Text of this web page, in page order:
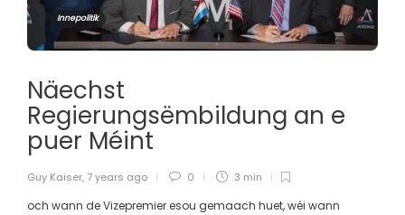
Innepolitik
Näechst
Regierungsëmbildung an e
puer Méint
Guy Kaiser, 7 years ago 0 3 min
och wann de Vizepremier esou gemaach huet, wéi wann